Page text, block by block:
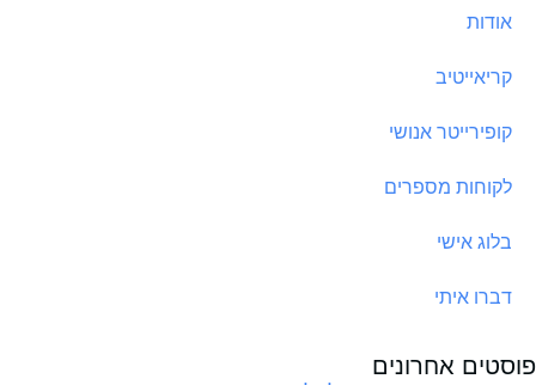
אודות
קריאייטיב
קופירייטר אנושי
לקוחות מספרים
בלוג אישי
דברו איתי
פוסטים אחרונים